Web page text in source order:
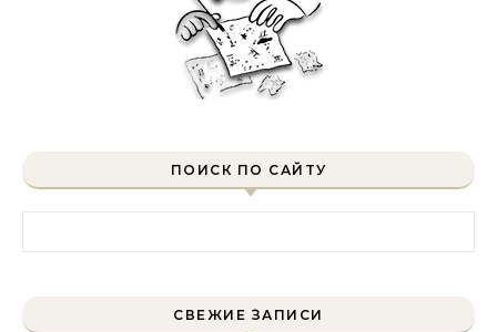
ПОИСК ПО САЙТУ
СВЕЖИЕ ЗАПИСИ